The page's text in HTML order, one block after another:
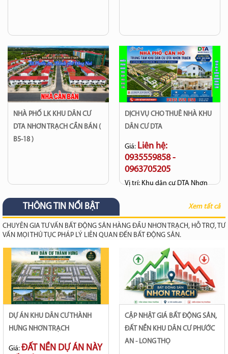
NHÀ PHỐ LK KHU DÂN CƯ
DTA NHƠN TRẠCH CẦN BÁN (
B5-18 )
DỊCH VỤ CHO THUÊ NHÀ KHU
DÂN CƯ DTA
Giá: Liên hệ:
0935559858 -
0963705205
Vị trí:Khu dân cư DTA Nhơn
Nhà có sẵn thuê theo
nhu cầu
THÔNG TIN NỔI BẬT
CHUYÊN GIA TƯ VẤN BẤT ĐỘNG SẢN HÀNG ĐẦU NHƠN TRẠCH, HỖ TRỢ, TƯ
VẤN MỌI THỦ TỤC PHÁP LÝ LIÊN QUAN ĐẾN BẤT ĐỘNG SẢN.
DỰ ÁN KHU DÂN CƯ THÀNH
HƯNG NHƠN TRẠCH
Giá: ĐẤT NỀN DỰ ÁN NÀY
CẬP NHẬT GIÁ BẤT ĐỘNG SẢN,
ĐẤT NỀN KHU DÂN CƯ PHƯỚC
AN - LONG THỌ
Xem tất cả